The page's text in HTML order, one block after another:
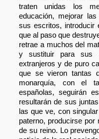
traten unidas los
educación, mejorar
sus escritos, introducir
que al paso que
retrae a muchos del
y sustituir para sus
extranjeros y de puro
que se vieron tantas
monarquía, con el
españolas, seguirán
resultarán de sus
las que ve, con
paterno, producirse
de su reino. Lo